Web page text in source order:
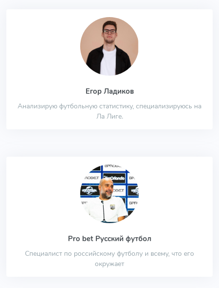
Егор Ладиков
Анализирую футбольную статистику, специализируюсь на
Ла Лиге.
Pro bet Русский футбол
Специалист по российскому футболу и всему, что его
окружает